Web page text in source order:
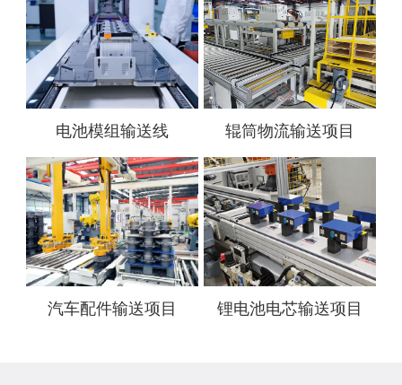
电池模组输送线 辊筒物流输送项目
汽车配件输送项目 锂电池电芯输送项目